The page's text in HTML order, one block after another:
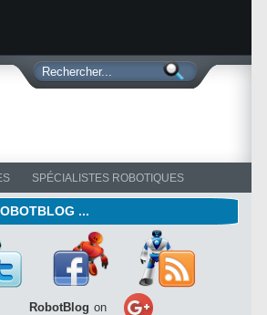
SPÉCIALISTES ROBOTIQUES
...
RobotBlog on